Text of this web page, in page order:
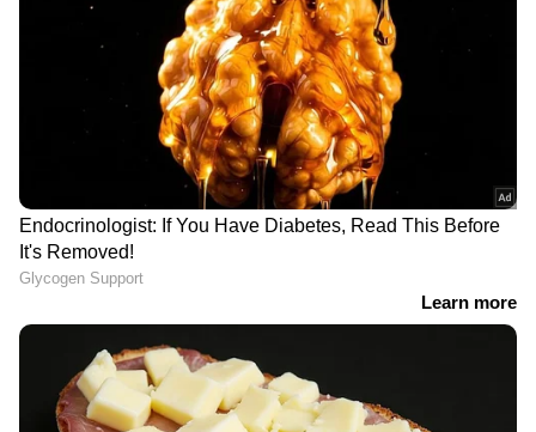
ഒറ്റയ്ക്ക് നേരിടാനും കാര്യങ്ങൾ
മനസ്സിലാക്കിയെടുക്കാനും ശ്രമിക്കുന്ന ഒരു
സാധാരണ പൊലീസുകാരനെയാണ്.
ജോലിയില്‍ പുതുമുഖമായ നായകൻ ചില
തെറ്റുകൾ വരുത്തുന്നതും അതിലൂടെ
കാര്യങ്ങൾ പഠിച്ചെടുക്കുന്നതും
ഉത്തരവാദിത്തങ്ങളും മാനസിക സമ്മർദ്ദങ്ങളും
ഒരാളെ എങ്ങനെ രൂപപ്പെടുത്തുന്നു എന്നതും
ചർച്ച ചെയ്യുന്നതാണ് ചിത്രം.